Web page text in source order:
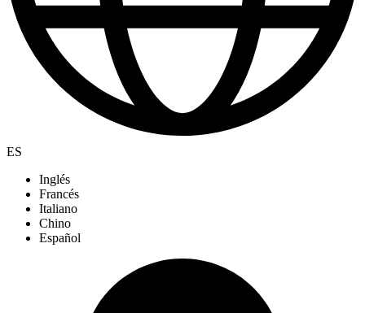
ES
Inglés
Francés
Italiano
Chino
Español